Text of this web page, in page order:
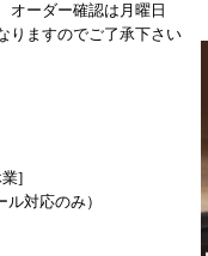
オーダー確認は月曜日
りますのでご了承下さい
]
対応のみ）